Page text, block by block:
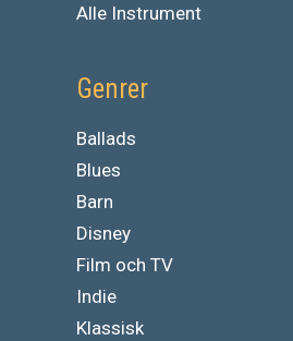
Alle Instrument
Genrer
Ballads
Blues
Barn
Disney
Film och TV
Indie
Klassisk